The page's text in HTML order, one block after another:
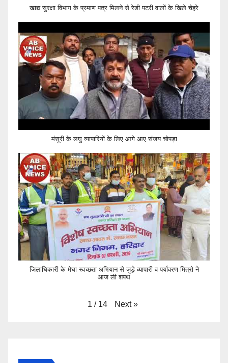
खाद्य सुरक्षा विभाग के प्रमाण पत्र मिलने से रेडी पटरी वालों के खिले चेहरे
मंसूरी के लघु व्यापारियों के लिए आगे आए संजय चोपड़ा
जिलाधिकारी के मेघा स्वच्छता अभियान से जुड़े व्यापारी व पर्यावरण मित्रो ने
आज ली शपथ
1 / 14 Next »